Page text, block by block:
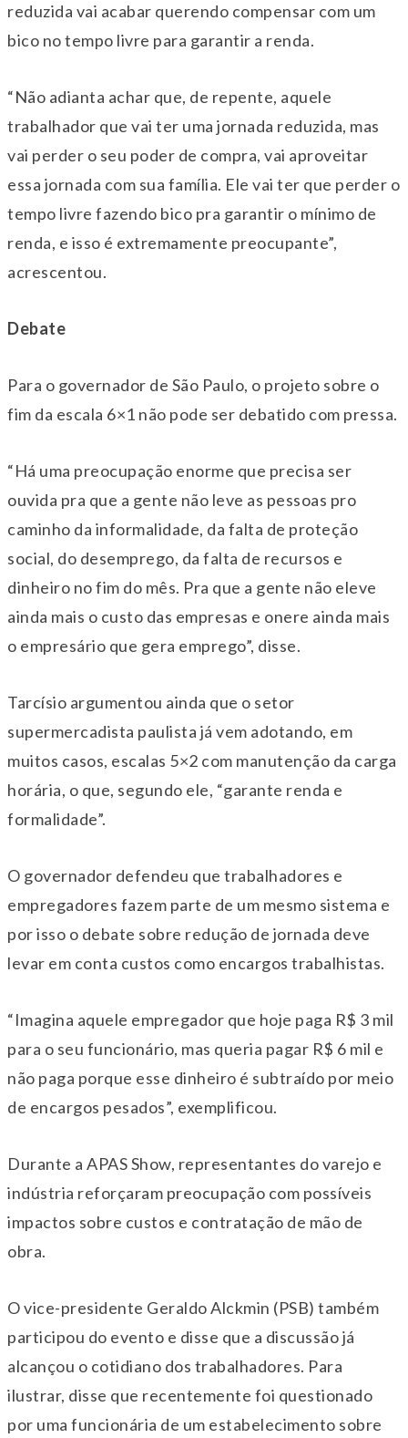
reduzida vai acabar querendo compensar com um
bico no tempo livre para garantir a renda.
“Não adianta achar que, de repente, aquele
trabalhador que vai ter uma jornada reduzida, mas
vai perder o seu poder de compra, vai aproveitar
essa jornada com sua família. Ele vai ter que perder o
tempo livre fazendo bico pra garantir o mínimo de
renda, e isso é extremamente preocupante”,
acrescentou.
Debate
Para o governador de São Paulo, o projeto sobre o
fim da escala 6×1 não pode ser debatido com pressa.
“Há uma preocupação enorme que precisa ser
ouvida pra que a gente não leve as pessoas pro
caminho da informalidade, da falta de proteção
social, do desemprego, da falta de recursos e
dinheiro no fim do mês. Pra que a gente não eleve
ainda mais o custo das empresas e onere ainda mais
o empresário que gera emprego”, disse.
Tarcísio argumentou ainda que o setor
supermercadista paulista já vem adotando, em
muitos casos, escalas 5×2 com manutenção da carga
horária, o que, segundo ele, “garante renda e
formalidade”.
O governador defendeu que trabalhadores e
empregadores fazem parte de um mesmo sistema e
por isso o debate sobre redução de jornada deve
levar em conta custos como encargos trabalhistas.
“Imagina aquele empregador que hoje paga R$ 3 mil
para o seu funcionário, mas queria pagar R$ 6 mil e
não paga porque esse dinheiro é subtraído por meio
de encargos pesados”, exemplificou.
Durante a APAS Show, representantes do varejo e
indústria reforçaram preocupação com possíveis
impactos sobre custos e contratação de mão de
obra.
O vice-presidente Geraldo Alckmin (PSB) também
participou do evento e disse que a discussão já
alcançou o cotidiano dos trabalhadores. Para
ilustrar, disse que recentemente foi questionado
por uma funcionária de um estabelecimento sobre